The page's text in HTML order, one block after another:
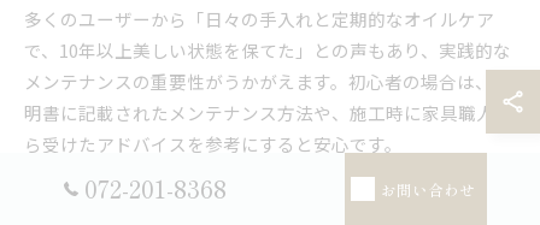
多くのユーザーから「日々の手入れと定期的なオイルケア
で、10年以上美しい状態を保てた」との声もあり、実践的な
メンテナンスの重要性がうかがえます。初心者の場合は、説
明書に記載されたメンテナンス方法や、施工時に家具職人か
ら受けたアドバイスを参考にすると安心です。
家具の痕跡を防ぐ日常のお手入れポイント
072-201-8368 お問い合わせ